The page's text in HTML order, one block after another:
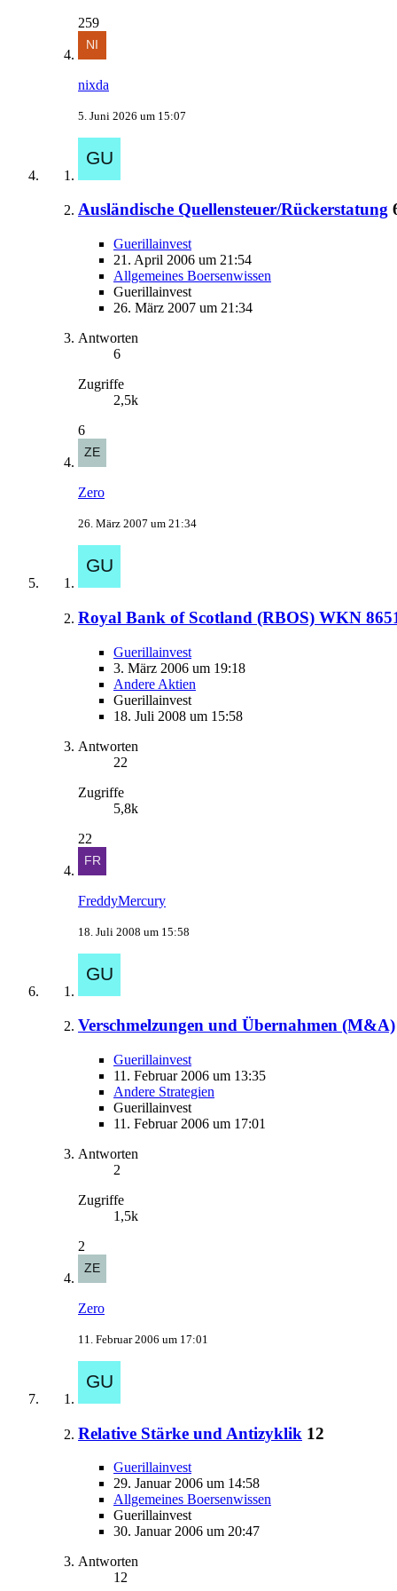
259
nixda
5. Juni 2026 um 15:07
Ausländische Quellensteuer/Rückerstatung
Guerillainvest
21. April 2006 um 21:54
Allgemeines Boersenwissen
Guerillainvest
26. März 2007 um 21:34
Antworten
6
Zugriffe
2,5k
6
Zero
26. März 2007 um 21:34
Royal Bank of Scotland (RBOS) WKN
Guerillainvest
3. März 2006 um 19:18
Andere Aktien
Guerillainvest
18. Juli 2008 um 15:58
Antworten
22
Zugriffe
5,8k
22
FreddyMercury
18. Juli 2008 um 15:58
Verschmelzungen und Übernahmen (M&A)
Guerillainvest
11. Februar 2006 um 13:35
Andere Strategien
Guerillainvest
11. Februar 2006 um 17:01
Antworten
2
Zugriffe
1,5k
2
Zero
11. Februar 2006 um 17:01
Relative Stärke und Antizyklik 12
Guerillainvest
29. Januar 2006 um 14:58
Allgemeines Boersenwissen
Guerillainvest
30. Januar 2006 um 20:47
Antworten
12